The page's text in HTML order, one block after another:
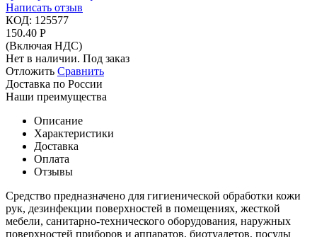
Написать отзыв
КОД: 125577
150.40 Р
(Включая НДС)
Нет в наличии. Под заказ
Отложить Сравнить
Доставка по России
Наши преимущества
Описание
Характеристики
Доставка
Оплата
Отзывы
Средство предназначено для гигиенической обработки кожи
рук, дезинфекции поверхностей в помещениях, жесткой
мебели, санитарно-технического оборудования, наружных
поверхностей приборов и аппаратов, биотуалетов, посуды